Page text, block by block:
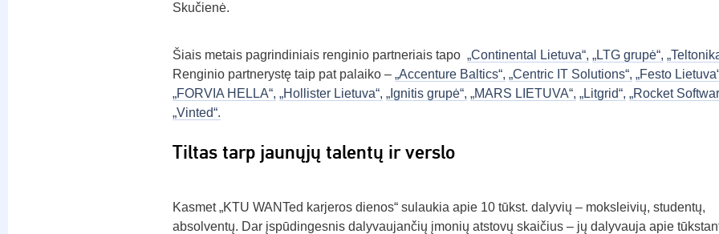
Skučienė.
Šiais metais pagrindiniais renginio partneriais tapo „Continental Lietuva“, „LTG grupė“,
Renginio partnerystę taip pat palaiko – „Accenture Baltics“, „Centric IT Solutions“, „Festo
„FORVIA HELLA“, „Hollister Lietuva“, „Ignitis grupė“, „MARS LIETUVA“, „Litgrid“, „Rocket
„Vinted“.
Tiltas tarp jaunųjų talentų ir verslo
Kasmet „KTU WANTed karjeros dienos“ sulaukia apie 10 tūkst. dalyvių – moksleivių, studentų,
absolventų. Dar įspūdingesnis dalyvaujančių įmonių atstovų skaičius – jų dalyvauja apie